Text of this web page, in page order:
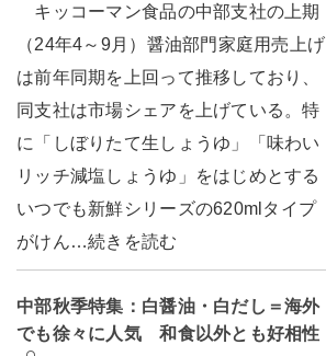
キッコーマン食品の中部支社の上期
（24年4～9月）醤油部門家庭用売上げ
は前年同期を上回って推移しており、
同支社は市場シェアを上げている。特
に「しぼりたて生しょうゆ」「味わい
リッチ減塩しょうゆ」をはじめとする
いつでも新鮮シリーズの620mlタイプ
がけん…続きを読む
中部秋季特集：白醤油・白だし＝海外
でも徐々に人気 和食以外とも好相性